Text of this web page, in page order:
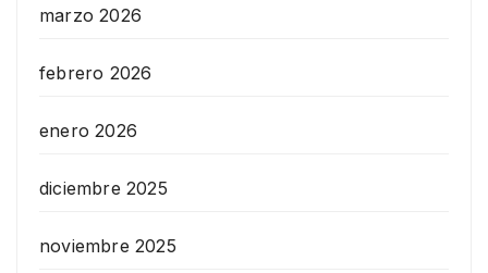
marzo 2026
febrero 2026
enero 2026
diciembre 2025
noviembre 2025